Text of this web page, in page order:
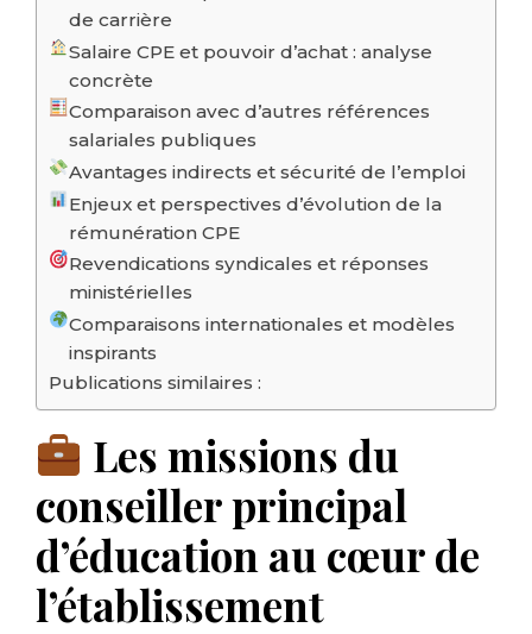
de carrière
Salaire CPE et pouvoir d’achat : analyse
concrète
Comparaison avec d’autres références
salariales publiques
Avantages indirects et sécurité de l’emploi
Enjeux et perspectives d’évolution de la
rémunération CPE
Revendications syndicales et réponses
ministérielles
Comparaisons internationales et modèles
inspirants
Publications similaires :
Les missions du
conseiller principal
d’éducation au cœur de
l’établissement